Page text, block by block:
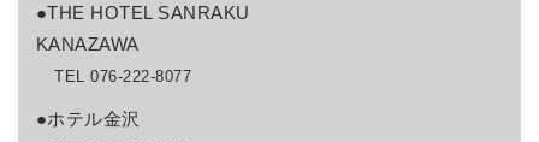
●THE HOTEL SANRAKU
KANAZAWA
TEL 076-222-8077
●ホテル金沢